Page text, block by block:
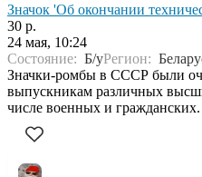
Значок 'Об окончании
30 р.
24 мая, 10:24
Состояние: Б/уРегион:
Значки-ромбы в СССР были
выпускникам различных
числе военных и